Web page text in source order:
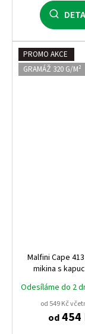
PROMO AKCE
GRAMÁŽ 320 G/M²
Malfini Cape
mikina s
počesaná
nejprodávanější
Odesíláme do 2
od 549 Kč
od454